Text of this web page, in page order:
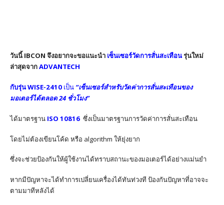
วันนี้ IBCON จึงอยากจะขอแนะนำ เซ็นเซอร์วัดการสั่นสะเทือนรุ่นใหม่
ล่าสุดจากADVANTECH
กับรุ่น WISE-2410 เป็น“เซ็นเซอร์สำหรับวัดค่าการสั่นสะเทือนของ
มอเตอร์ได้ตลอด 24 ชั่วโมง”
ได้มาตรฐาน ISO 10816 ซึ่งเป็นมาตรฐานการวัดค่าการสั่นสะเทือน
โดยไม่ต้องเขียนโค้ด หรือ algorithm ให้ยุ่งยาก
ซึ่งจะช่วยป้องกันให้ผู้ใช้งานได้ทราบสถานะของมอเตอร์ได้อย่างแม่นยำ
หากมีปัญหาจะได้ทำการเปลี่ยนเครื่องได้ทันท่วงที ป้องกันปัญหาที่อาจจะ
ตามมาทีหลังได้